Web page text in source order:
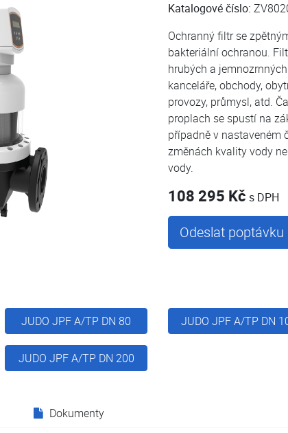
Katalogové číslo:
Ochranný filtr se
bakteriální ochranou.
hrubých a
kanceláře, obchody,
provozy, průmysl, atd.
proplach se spustí na
případně v nastaveném
změnách kvality vody
vody.
108 295 Kč s DPH
Odeslat poptávku
JUDO JPF A/TP DN 80 JUDO JPF A/TP DN
JUDO JPF A/TP DN 200
Dokumenty